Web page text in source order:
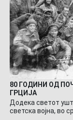
80 ГОДИНИ ОД
ГРЦИЈА
Додека светот
светска војна, во